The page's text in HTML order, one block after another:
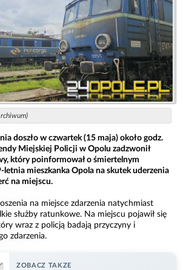
doszło w czwartek (15 maja) około godz.
Miejskiej Policji w Opolu zadzwonił
który poinformował o śmiertelnym
mieszkanka Opola na skutek uderzenia
na miejscu.
na miejsce zdarzenia natychmiast
służby ratunkowe. Na miejscu pojawił się
wraz z policją badają przyczyny i
zdarzenia.
ZOBACZ TAKZE